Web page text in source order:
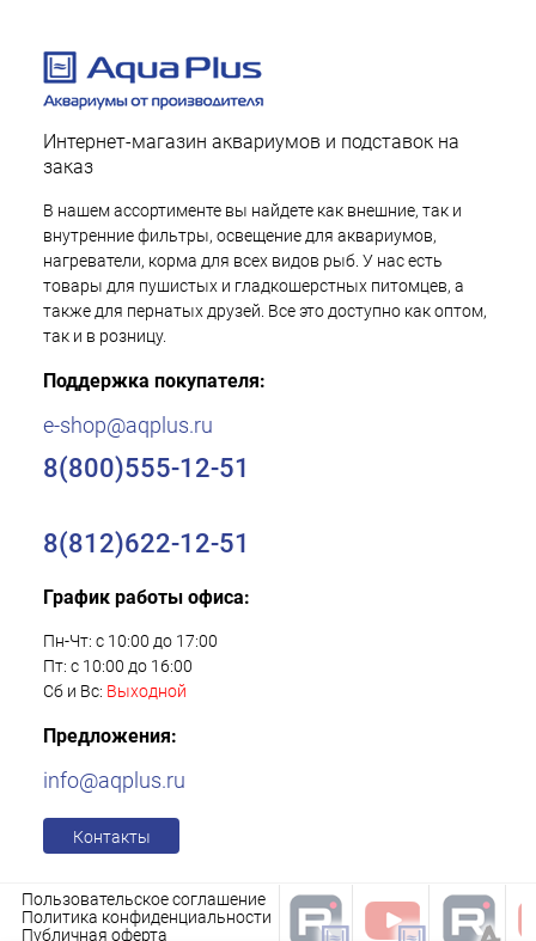
Интернет-магазин аквариумов и подставок на
заказ
В нашем ассортименте вы найдете как внешние, так и
внутренние фильтры, освещение для аквариумов,
нагреватели, корма для всех видов рыб. У нас есть
товары для пушистых и гладкошерстных питомцев, а
также для пернатых друзей. Все это доступно как оптом,
так и в розницу.
Поддержка покупателя:
e-shop@aqplus.ru
8(800)555-12-51
8(812)622-12-51
График работы офиса:
Пн-Чт: с 10:00 до 17:00
Пт: с 10:00 до 16:00
Сб и Вс: Выходной
Предложения:
info@aqplus.ru
Контакты
Пользовательское соглашение
Политика конфиденциальности
Публичная оферта